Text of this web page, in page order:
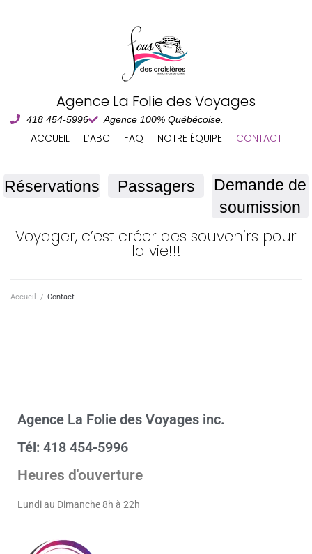
Agence La Folie des Voyages
418 454-5996 Agence 100% Québécoise.
ACCUEIL L’ABC FAQ NOTRE ÉQUIPE CONTACT
Réservations Passagers
Demande de
soumission
Voyager, c’est créer des souvenirs pour
la vie!!!
Accueil / Contact
Agence La Folie des Voyages inc.
Tél: 418 454-5996
Heures d'ouverture
Lundi au Dimanche 8h à 22h